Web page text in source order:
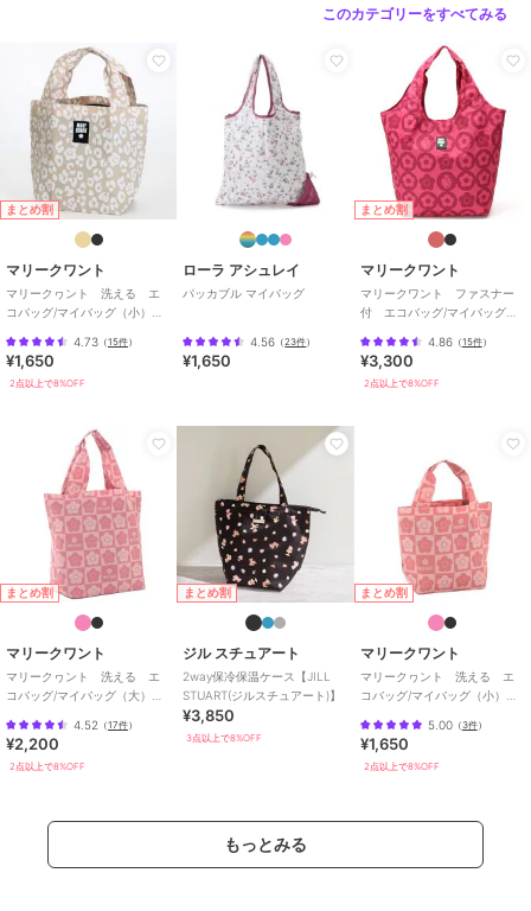
このカテゴリーをすべてみる
まとめ割
マリークワント
マリークヮント 洗える エ
コバッグ/マイバッグ（小）レ
4.73 （15件）
¥1,650
2点以上で8%OFF
ローラ アシュレイ
パッカブル マイバッグ
4.56 （23件）
¥1,650
まとめ割
マリークワント
マリークワント ファスナー
付 エコバッグ/マイバッグ
4.86（15件）
¥3,300
2点以上で8%OFF
まとめ割
マリークワント
マリークヮント 洗える エ
コバッグ/マイバッグ（大）
4.52 （17件）
¥2,200
2点以上で8%OFF
まとめ割
ジル スチュアート
2way保冷保温ケース【JILL
STUART(ジルスチュアート)】
¥3,850
3点以上で8%OFF
まとめ割
マリークワント
マリークヮント 洗える エ
コバッグ/マイバッグ（小）
5.00（3件）
¥1,650
2点以上で8%OFF
もっとみる